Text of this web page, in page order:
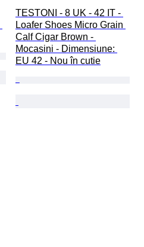
TESTONI - 8 UK - 42 IT -
Loafer Shoes Micro Grain
Calf Cigar Brown -
Mocasini - Dimensiune:
EU 42 - Nou în cutie